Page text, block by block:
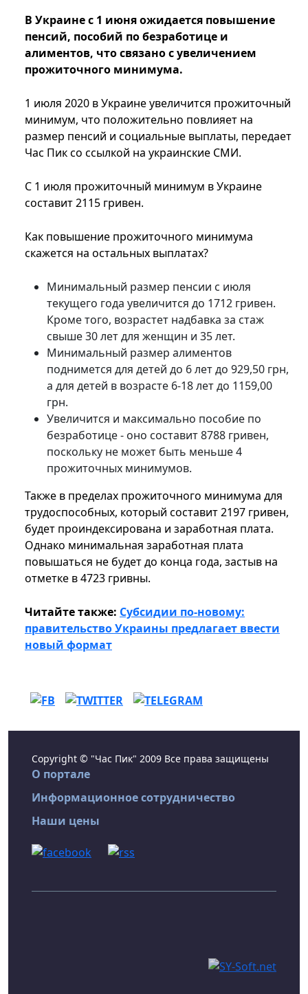
В Украине с 1 июня ожидается повышение
пенсий, пособий по безработице и
алиментов, что связано с увеличением
прожиточного минимума.
1 июля 2020 в Украине увеличится прожиточный
минимум, что положительно повлияет на
размер пенсий и социальные выплаты, передает
Час Пик со ссылкой на украинские СМИ.
С 1 июля прожиточный минимум в Украине
составит 2115 гривен.
Как повышение прожиточного минимума
скажется на остальных выплатах?
Минимальный размер пенсии с июля
текущего года увеличится до 1712 гривен.
Кроме того, возрастет надбавка за стаж
свыше 30 лет для женщин и 35 лет.
Минимальный размер алиментов
поднимется для детей до 6 лет до 929,50 грн,
а для детей в возрасте 6-18 лет до 1159,00
грн.
Увеличится и максимально пособие по
безработице - оно составит 8788 гривен,
поскольку не может быть меньше 4
прожиточных минимумов.
Также в пределах прожиточного минимума для
трудоспособных, который составит 2197 гривен,
будет проиндексирована и заработная плата.
Однако минимальная заработная плата
повышаться не будет до конца года, застыв на
отметке в 4723 гривны.
Читайте также: Субсидии по-новому:
правительство Украины предлагает ввести
новый формат
Copyright © "Час Пик" 2009 Все права защищены
О портале
Информационное сотрудничество
Наши цены